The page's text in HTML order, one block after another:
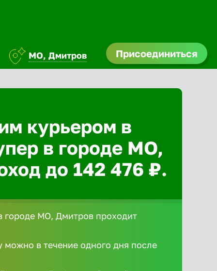
МО, Дмитров Присоединиться
курьером в
в городе МО,
до 142 476 ₽.
городе МО, Дмитров проходит
можно в течение одного дня после